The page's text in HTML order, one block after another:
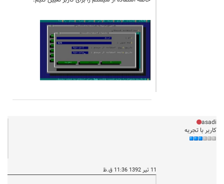
asadi
کاربر با تجربه
11 تیر 1392 11:36 ق.ظ